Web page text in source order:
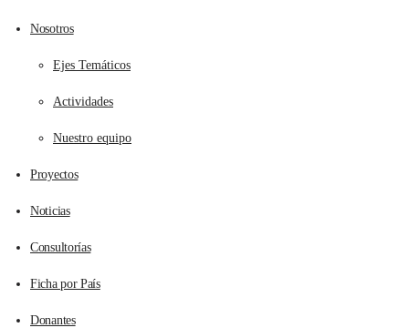
Nosotros
Ejes Temáticos
Actividades
Nuestro equipo
Proyectos
Noticias
Consultorías
Ficha por País
Donantes